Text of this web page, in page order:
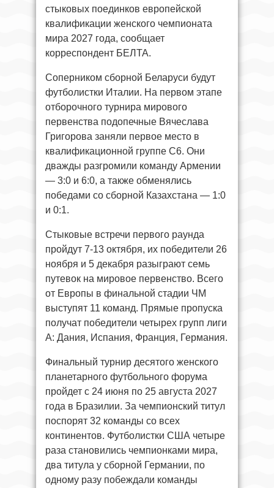
стыковых поединков европейской
квалификации женского чемпионата
мира 2027 года, сообщает
корреспондент БЕЛТА.
Соперником сборной Беларуси будут
футболистки Италии. На первом этапе
отборочного турнира мирового
первенства подопечные Вячеслава
Григорова заняли первое место в
квалификационной группе C6. Они
дважды разгромили команду Армении
— 3:0 и 6:0, а также обменялись
победами со сборной Казахстана — 1:0
и 0:1.
Стыковые встречи первого раунда
пройдут 7-13 октября, их победители 26
ноября и 5 декабря разыграют семь
путевок на мировое первенство. Всего
от Европы в финальной стадии ЧМ
выступят 11 команд. Прямые пропуска
получат победители четырех групп лиги
А: Дания, Испания, Франция, Германия.
Финальный турнир десятого женского
планетарного футбольного форума
пройдет с 24 июня по 25 августа 2027
года в Бразилии. За чемпионский титул
поспорят 32 команды со всех
континентов. Футболистки США четыре
раза становились чемпионками мира,
два титула у сборной Германии, по
одному разу побеждали команды